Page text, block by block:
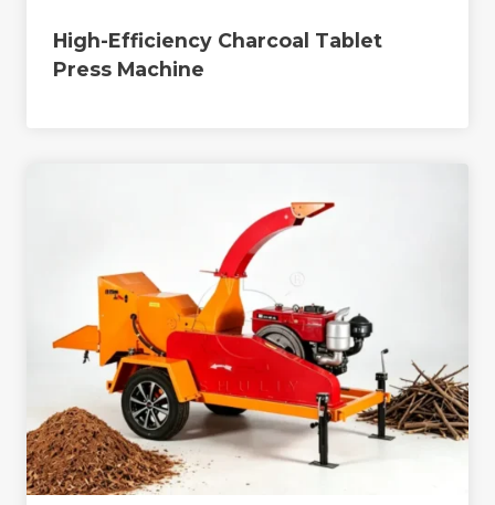
High-Efficiency Charcoal Tablet
Press Machine